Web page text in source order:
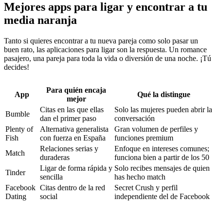
Mejores apps para ligar y encontrar a tu
media naranja
Tanto si quieres encontrar a tu nueva pareja como solo pasar un
buen rato, las aplicaciones para ligar son la respuesta. Un romance
pasajero, una pareja para toda la vida o diversión de una noche. ¡Tú
decides!
App
Para quién encaja
mejor
Qué la distingue
Bumble
Citas en las que ellas
dan el primer paso
Solo las mujeres pueden abrir la
conversación
Plenty of
Fish
Alternativa generalista
con fuerza en España
Gran volumen de perfiles y
funciones premium
Match
Relaciones serias y
duraderas
Enfoque en intereses comunes;
funciona bien a partir de los 50
Tinder
Ligar de forma rápida y
sencilla
Solo recibes mensajes de quien
has hecho match
Facebook
Dating
Citas dentro de la red
social
Secret Crush y perfil
independiente del de Facebook